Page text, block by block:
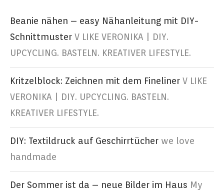
Beanie nähen – easy Nähanleitung mit DIY-
Schnittmuster V LIKE VERONIKA | DIY.
UPCYCLING. BASTELN. KREATIVER LIFESTYLE.
Kritzelblock: Zeichnen mit dem Fineliner V LIKE
VERONIKA | DIY. UPCYCLING. BASTELN.
KREATIVER LIFESTYLE.
DIY: Textildruck auf Geschirrtücher we love
handmade
Der Sommer ist da – neue Bilder im Haus My